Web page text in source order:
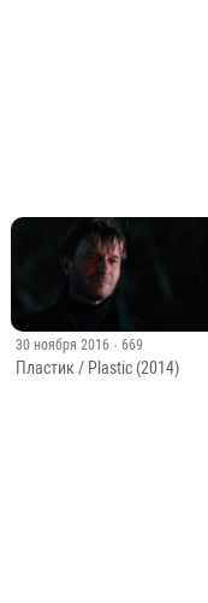
30 ноября 2016 · 669
Пластик / Plastic (2014)